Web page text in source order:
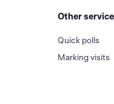
Other
Quick polls
Marking visits